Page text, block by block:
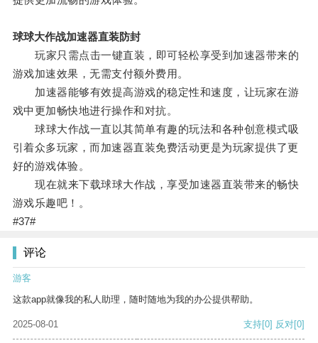
球球大作战加速器直装防封
玩家只需点击一键直装，即可轻松享受到加速器带来的
游戏加速效果，无需支付额外费用。
加速器能够有效提高游戏的稳定性和速度，让玩家在游
戏中更加畅快地进行操作和对抗。
球球大作战一直以其简单有趣的玩法和各种创意模式吸
引着众多玩家，而加速器直装免费活动更是为玩家提供了更
好的游戏体验。
现在就来下载球球大作战，享受加速器直装带来的畅快
游戏乐趣吧！。
#37#
评论
游客
这款app就像我的私人助理，随时随地为我的办公提供帮助。
2025-08-01 支持[0] 反对[0]